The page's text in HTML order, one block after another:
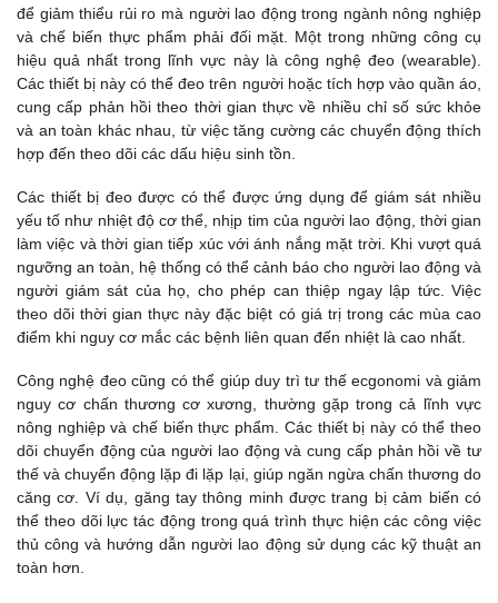
để giảm thiểu rủi ro mà người lao động trong ngành nông nghiệp
và chế biến thực phẩm phải đối mặt. Một trong những công cụ
hiệu quả nhất trong lĩnh vực này là công nghệ đeo (wearable).
Các thiết bị này có thể đeo trên người hoặc tích hợp vào quần áo,
cung cấp phản hồi theo thời gian thực về nhiều chỉ số sức khỏe
và an toàn khác nhau, từ việc tăng cường các chuyển động thích
hợp đến theo dõi các dấu hiệu sinh tồn.
Các thiết bị đeo được có thể được ứng dụng để giám sát nhiều
yếu tố như nhiệt độ cơ thể, nhịp tim của người lao động, thời gian
làm việc và thời gian tiếp xúc với ánh nắng mặt trời. Khi vượt quá
ngưỡng an toàn, hệ thống có thể cảnh báo cho người lao động và
người giám sát của họ, cho phép can thiệp ngay lập tức. Việc
theo dõi thời gian thực này đặc biệt có giá trị trong các mùa cao
điểm khi nguy cơ mắc các bệnh liên quan đến nhiệt là cao nhất.
Công nghệ đeo cũng có thể giúp duy trì tư thế ecgonomi và giảm
nguy cơ chấn thương cơ xương, thường gặp trong cả lĩnh vực
nông nghiệp và chế biến thực phẩm. Các thiết bị này có thể theo
dõi chuyển động của người lao động và cung cấp phản hồi về tư
thế và chuyển động lặp đi lặp lại, giúp ngăn ngừa chấn thương do
căng cơ. Ví dụ, găng tay thông minh được trang bị cảm biến có
thể theo dõi lực tác động trong quá trình thực hiện các công việc
thủ công và hướng dẫn người lao động sử dụng các kỹ thuật an
toàn hơn.